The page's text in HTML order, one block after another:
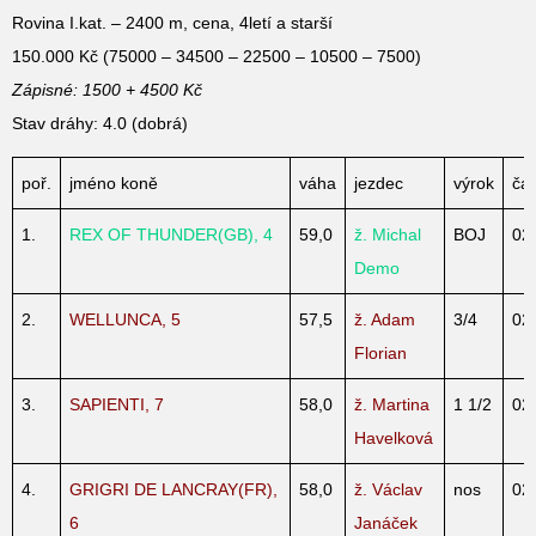
Rovina I.kat. – 2400 m, cena, 4letí a starší
150.000 Kč (75000 – 34500 – 22500 – 10500 – 7500)
Zápisné: 1500 + 4500 Kč
Stav dráhy: 4.0 (dobrá)
poř. jméno koně váha jezdec výrok
1. REX OF THUNDER(GB), 4 59,0
ž. Michal
Demo
BOJ
2. WELLUNCA, 5 57,5
ž. Adam
Florian
3/4
3. SAPIENTI, 7 58,0
ž. Martina
Havelková
1 1/2
4.
GRIGRI DE LANCRAY(FR),
6
58,0
ž. Václav
Janáček
nos